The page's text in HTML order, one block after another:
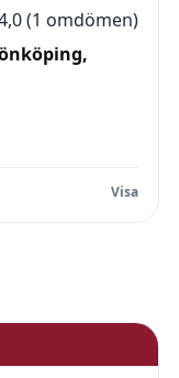
(1 omdömen)